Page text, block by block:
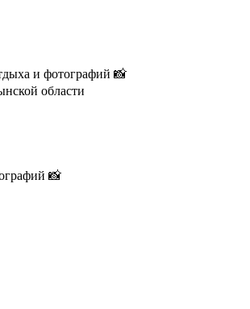
и фотографий 📸
области
📸